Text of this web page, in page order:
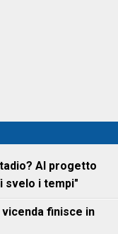
Al progetto
svelo i tempi"
vicenda finisce in